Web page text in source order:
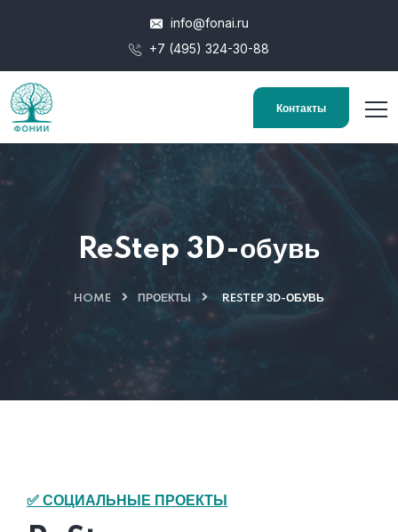
info@fonai.ru
+7 (495) 324-30-88
Контакты
ReStep 3D-обувь
HOME ПРОЕКТЫ RESTEP 3D-ОБУВЬ
✅ СОЦИАЛЬНЫЕ ПРОЕКТЫ